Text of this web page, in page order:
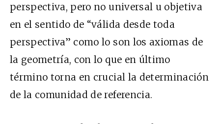
perspectiva, pero no universal u objetiva
en el sentido de “válida desde toda
perspectiva” como lo son los axiomas de
la geometría, con lo que en último
término torna en crucial la determinación
de la comunidad de referencia.